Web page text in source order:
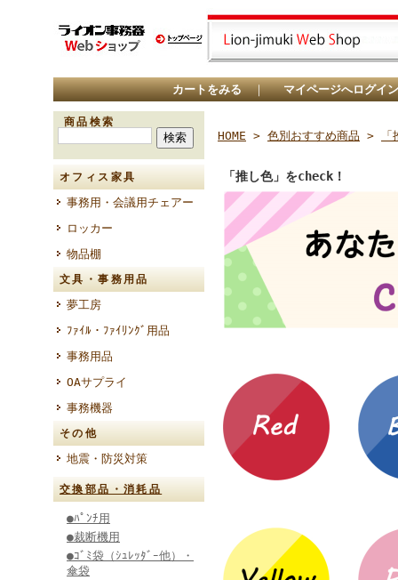
カートをみる ｜ マイページへログイン
商品検索
オフィス家具
事務用・会議用チェアー
ロッカー
物品棚
文具・事務用品
夢工房
ﾌｧｲﾙ・ﾌｧｲﾘﾝｸﾞ用品
事務用品
OAサプライ
事務機器
その他
地震・防災対策
交換部品・消耗品
●ﾊﾟﾝﾁ用
●裁断機用
●ｺﾞﾐ袋（ｼｭﾚｯﾀﾞｰ他）・
傘袋
HOME > 色別おすすめ商品 >
「推し色」をcheck！